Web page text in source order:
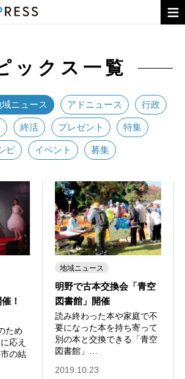
コラム
OITA CITY PRESSとは
バックナンバー
広告のお申し込み
ックス一覧
ニュース アドニュース 行政
終活 プレゼント 特集
ピ イベント 募集
！
ため
応え
の結
地域ニュース
明野で古本交換会「青空
図書館」開催
読み終わった本や家庭で不
要になった本を持ち寄って
別の本と交換できる「青空
図書館」…
2019.10.23